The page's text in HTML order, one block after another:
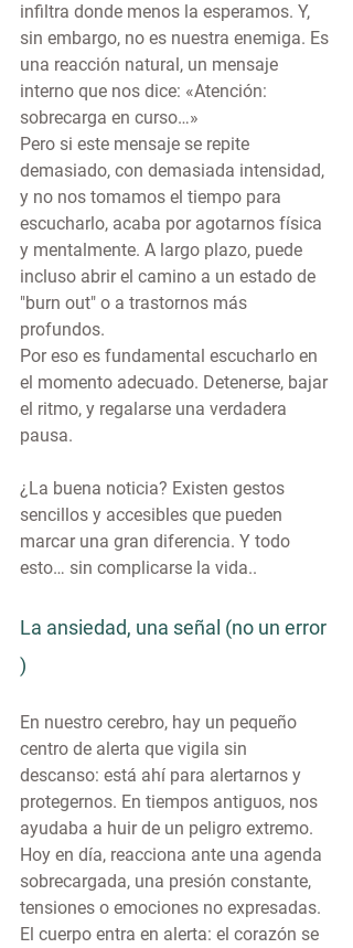
infiltra donde menos la esperamos. Y,
sin embargo, no es nuestra enemiga. Es
una reacción natural, un mensaje
interno que nos dice: «Atención:
sobrecarga en curso…»
Pero si este mensaje se repite
demasiado, con demasiada intensidad,
y no nos tomamos el tiempo para
escucharlo, acaba por agotarnos física
y mentalmente. A largo plazo, puede
incluso abrir el camino a un estado de
"burn out" o a trastornos más
profundos.
Por eso es fundamental escucharlo en
el momento adecuado. Detenerse, bajar
el ritmo, y regalarse una verdadera
pausa.
¿La buena noticia? Existen gestos
sencillos y accesibles que pueden
marcar una gran diferencia. Y todo
esto… sin complicarse la vida..
La ansiedad, una señal (no un error
)
En nuestro cerebro, hay un pequeño
centro de alerta que vigila sin
descanso: está ahí para alertarnos y
protegernos. En tiempos antiguos, nos
ayudaba a huir de un peligro extremo.
Hoy en día, reacciona ante una agenda
sobrecargada, una presión constante,
tensiones o emociones no expresadas.
El cuerpo entra en alerta: el corazón se